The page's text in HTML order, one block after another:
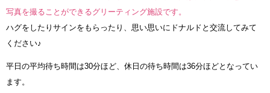
写真を撮ることができるグリーティング施設です。
ハグをしたりサインをもらったり、思い思いにドナルドと交流してみて
ください♪
平日の平均待ち時間は30分ほど、休日の待ち時間は36分ほどとなってい
ます。